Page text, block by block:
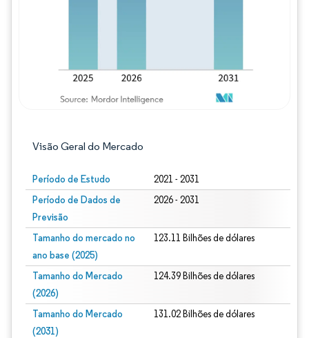
Visão Geral do Mercado
Período de Estudo 2021 - 2031
Período de Dados de
Previsão
2026 - 2031
Tamanho do mercado no
ano base (2025)
123.11 Bilhões de dólares
Tamanho do Mercado
(2026)
124.39 Bilhões de dólares
Tamanho do Mercado
(2031)
131.02 Bilhões de dólares